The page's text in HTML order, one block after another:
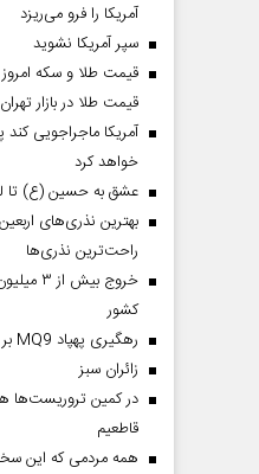
آمریکا را فرو می‌ریزد
سپر آمریکا نشوید
قیمت طلا در بازار
آمریکا ماجراجویی
خواهد کرد
عشق به حسین (ع) تا
بهترین نذری‌های
راحت‌ترین نذری‌ها
خروج
کشور
رهگیری پهپاد MQ9 بر فراز تنگه هرمز
‌زائران سبز
در کمین تروریست‌ها
قاطعیم
همه مردمی که این
چرایی عقب‌نشینی ترامپ؟